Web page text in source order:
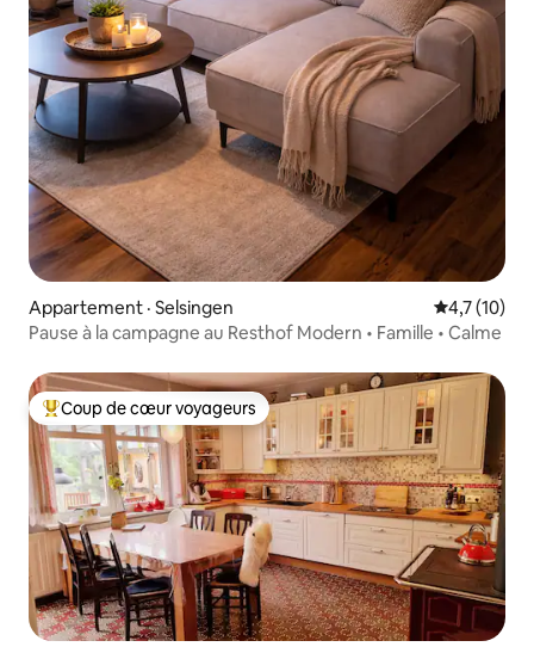
Appartement · Selsingen Note
4,7 (10)
Pause à la campagne au Resthof Modern • Famille • Calme
Coup de cœur voyageurs parmi les plus aimés
Coup de cœur voyageurs